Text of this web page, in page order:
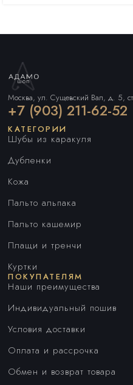
Москва, ул. Сущевский Вал, д. 5,
+7 (903) 211-62-52
КАТЕГОРИИ
Шубы из каракуля
Дубленки
Кожа
Пальто альпака
Пальто кашемир
Плащи и тренчи
Куртки
ПОКУПАТЕЛЯМ
Наши преимущества
Индивидуальный пошив
Условия доставки
Оплата и рассрочка
Обмен и возврат товара